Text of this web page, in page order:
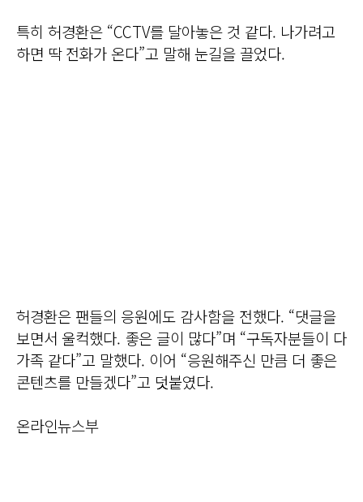
특히 허경환은 “CCTV를 달아놓은 것 같다. 나가려고
하면 딱 전화가 온다”고 말해 눈길을 끌었다.
허경환은 팬들의 응원에도 감사함을 전했다. “댓글을
보면서 울컥했다. 좋은 글이 많다”며 “구독자분들이 다
가족 같다”고 말했다. 이어 “응원해주신 만큼 더 좋은
콘텐츠를 만들겠다”고 덧붙였다.
온라인뉴스부